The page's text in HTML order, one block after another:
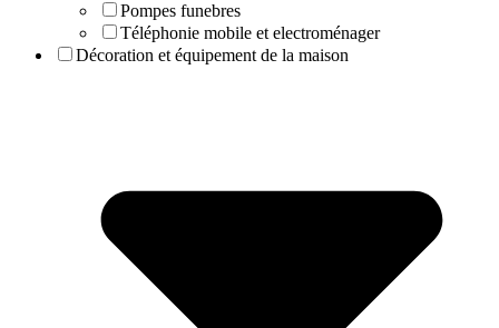
Pompes funebres
Téléphonie mobile et electroménager
Décoration et équipement de la maison